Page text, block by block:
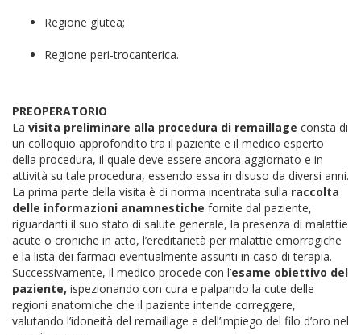
Regione glutea;
Regione peri-trocanterica.
PREOPERATORIO
La visita preliminare alla procedura di remaillage consta di
un colloquio approfondito tra il paziente e il medico esperto
della procedura, il quale deve essere ancora aggiornato e in
attività su tale procedura, essendo essa in disuso da diversi anni.
La prima parte della visita è di norma incentrata sulla raccolta
delle informazioni anamnestiche fornite dal paziente,
riguardanti il suo stato di salute generale, la presenza di malattie
acute o croniche in atto, l’ereditarietà per malattie emorragiche
e la lista dei farmaci eventualmente assunti in caso di terapia.
Successivamente, il medico procede con l’esame obiettivo del
paziente, ispezionando con cura e palpando la cute delle
regioni anatomiche che il paziente intende correggere,
valutando l’idoneità del remaillage e dell’impiego del filo d’oro nel